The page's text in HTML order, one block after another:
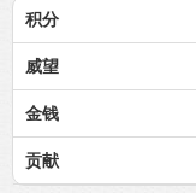
积分
威望
金钱
贡献